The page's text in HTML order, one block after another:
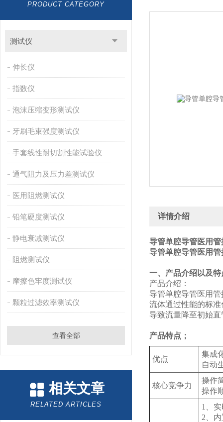
PRODUCT CATEGORY
测试仪
伸长仪
指数仪
泡沫压缩变形测试仪
牙刷毛束强度测试仪
手套线性耐切割性能试验仪
通气阻力及压力差测试仪
医用阻燃测试仪
铅笔硬度测试仪
静电衰减测试仪
阻燃测试仪
摩擦色牢度测试仪
颗粒过滤效率测试仪
查看全部
相关文章
RELATED ARTICLES
详情介绍
导管单腔导管医用
导管单腔导管医用
一、产品介绍以及特
产品介绍：
导管单腔导管医用
流体通过性能的标
导致流量降至初始
产品特点；
优点
集成
自动
核心竞争力
操作
操作
1、
2、